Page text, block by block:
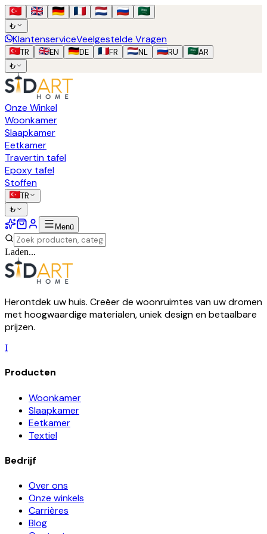
₺
KlantenserviceVeelgestelde Vragen
TR EN DE FR NL RU
AR
₺
Onze Winkel
Woonkamer
Slaapkamer
Eetkamer
Travertin tafel
Epoxy tafel
Stoffen
TR
₺
Menü
Laden...
Herontdek uw huis. Creëer de woonruimtes van uw dromen
met hoogwaardige materialen, uniek design en betaalbare
prijzen.
I
Producten
Woonkamer
Slaapkamer
Eetkamer
Textiel
Bedrijf
Over ons
Onze winkels
Carrières
Blog